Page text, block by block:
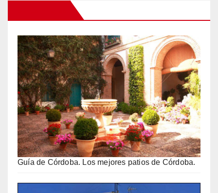
Guía de Córdoba. Los mejores patios de Córdoba.